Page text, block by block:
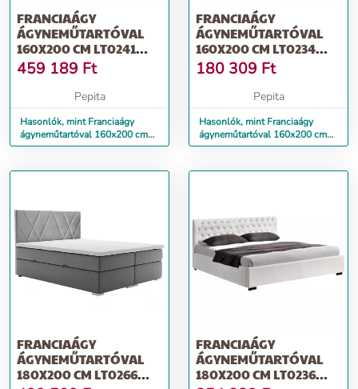
FRANCIAÁGY
ÁGYNEMŰTARTÓVAL
160X200 CM LT0241
BÉZS
459 189 Ft
Pepita
Hasonlók, mint Franciaágy
ágyneműtartóval 160x200 cm
LT0241 bézs
FRANCIAÁGY
ÁGYNEMŰTARTÓVAL
160X200 CM LT0234
FEHÉR-GRANDSON
TÖLGY
180 309 Ft
Pepita
Hasonlók, mint Franciaágy
ágyneműtartóval 160x200 cm
LT0234 fehér-grandson tölgy
FRANCIAÁGY
ÁGYNEMŰTARTÓVAL
180X200 CM LT0266
FRANCIAÁGY
ÁGYNEMŰTARTÓVAL
180X200 CM LT0236